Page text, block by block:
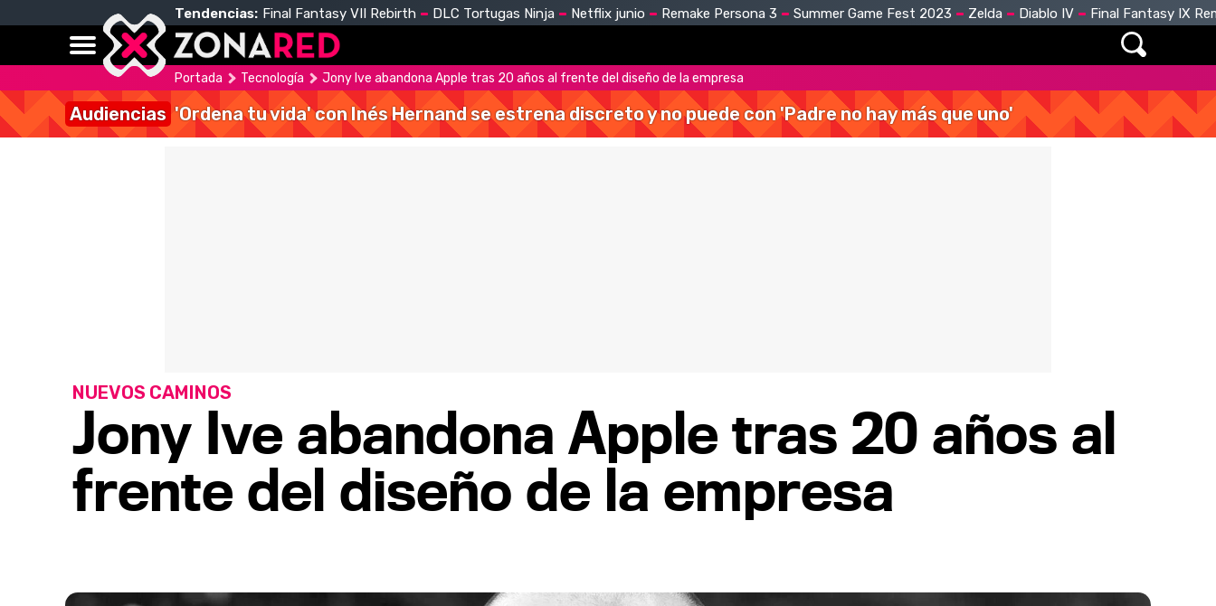
Tendencias: Final Fantasy VII Rebirth DLC Tortugas Ninja Netflix junio Remake Persona 3 Summer Game Fest 2023 Zelda Diablo IV Final Fantasy IX
Portada Tecnología Jony Ive abandona Apple tras 20 años al frente del diseño de la empresa
Audiencias 'Ordena tu vida' con Inés Hernand se estrena discreto y no puede con 'Padre no hay más que uno'
Jony Ive abandona Apple tras 20 años al
frente del diseño de la empresa
NUEVOS CAMINOS